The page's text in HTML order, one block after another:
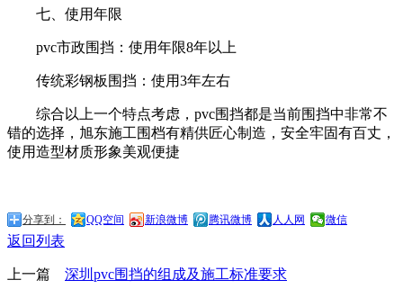
七、使用年限
pvc市政围挡：使用年限8年以上
传统彩钢板围挡：使用3年左右
综合以上一个特点考虑，pvc围挡都是当前围挡中非常不
错的选择，旭东施工围档有精供匠心制造，安全牢固有百丈，
使用造型材质形象美观便捷
分享到： QQ空间 新浪微博 腾讯微博 人人网 微信
返回列表
上一篇 深圳pvc围挡的组成及施工标准要求